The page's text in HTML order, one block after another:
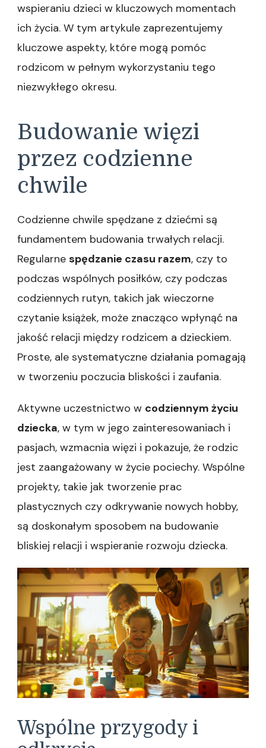
wspieraniu dzieci w kluczowych momentach
ich życia. W tym artykule zaprezentujemy
kluczowe aspekty, które mogą pomóc
rodzicom w pełnym wykorzystaniu tego
niezwykłego okresu.
Budowanie więzi
przez codzienne
chwile
Codzienne chwile spędzane z dziećmi są
fundamentem budowania trwałych relacji.
Regularne spędzanie czasu razem, czy to
podczas wspólnych posiłków, czy podczas
codziennych rutyn, takich jak wieczorne
czytanie książek, może znacząco wpłynąć na
jakość relacji między rodzicem a dzieckiem.
Proste, ale systematyczne działania pomagają
w tworzeniu poczucia bliskości i zaufania.
Aktywne uczestnictwo w codziennym życiu
dziecka, w tym w jego zainteresowaniach i
pasjach, wzmacnia więzi i pokazuje, że rodzic
jest zaangażowany w życie pociechy. Wspólne
projekty, takie jak tworzenie prac
plastycznych czy odkrywanie nowych hobby,
są doskonałym sposobem na budowanie
bliskiej relacji i wspieranie rozwoju dziecka.
Wspólne przygody i